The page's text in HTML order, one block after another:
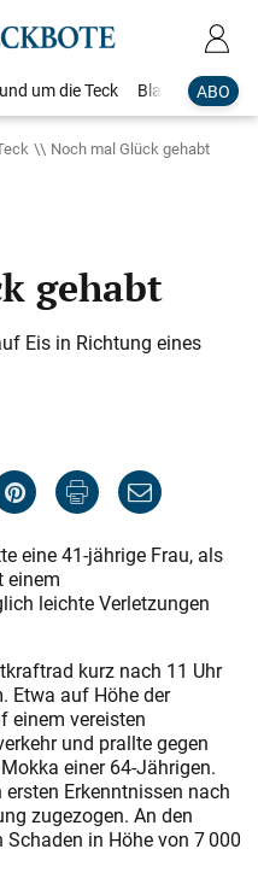
ABO
um die Teck Blaulicht
Noch mal Glück gehabt
gehabt
Eis in Richtung eines
eine 41-jährige Frau, als
einem
leichte Verletzungen
kurz nach 11 Uhr
Etwa auf Höhe der
einem vereisten
und prallte gegen
einer 64-Jährigen.
Erkenntnissen nach
zugezogen. An den
in Höhe von 7 000